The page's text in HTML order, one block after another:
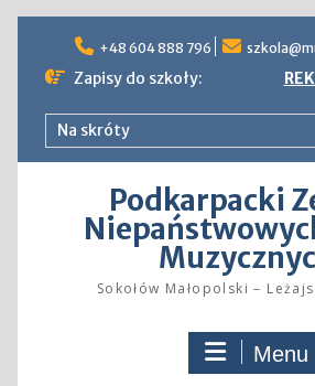
content
+48 604 888 796
Zapisy do szkoły:
Na skróty
Podkarpacki
Sokołów Małopolski –
Menu